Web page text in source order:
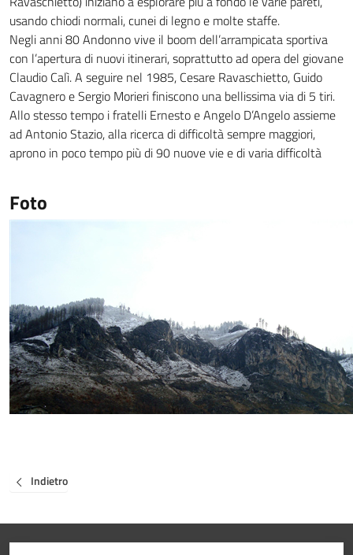
usando chiodi normali, cunei di legno e molte staffe.
Negli anni 80 Andonno vive il boom dell’arrampicata sportiva
con l’apertura di nuovi itinerari, soprattutto ad opera del giovane
Claudio Calì. A seguire nel 1985, Cesare Ravaschietto, Guido
Cavagnero e Sergio Morieri finiscono una bellissima via di 5 tiri.
Allo stesso tempo i fratelli Ernesto e Angelo D’Angelo assieme
ad Antonio Stazio, alla ricerca di difficoltà sempre maggiori,
aprono in poco tempo più di 90 nuove vie e di varia difficoltà
Foto
Indietro